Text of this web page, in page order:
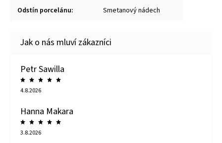
Odstín porcelánu: Smetanový nádech
Petr Sawilla
4.8.2026
Hanna Makara
3.8.2026